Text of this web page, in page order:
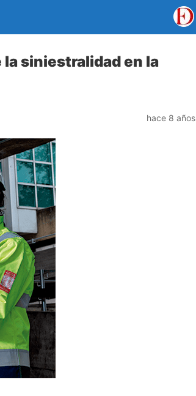
siniestralidad en la
hace 8 años